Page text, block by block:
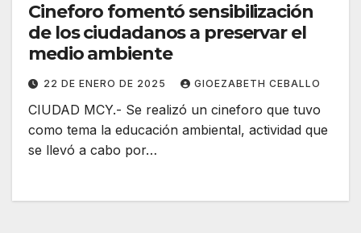
Cineforo fomentó sensibilización
de los ciudadanos a preservar el
medio ambiente
22 DE ENERO DE 2025 GIOEZABETH CEBALLO
CIUDAD MCY.- Se realizó un cineforo que tuvo
como tema la educación ambiental, actividad que
se llevó a cabo por…